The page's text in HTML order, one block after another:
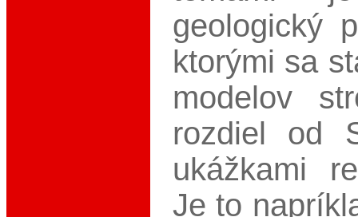
geologický
ktorými sa
modelov
rozdiel od
ukážkami
Je to